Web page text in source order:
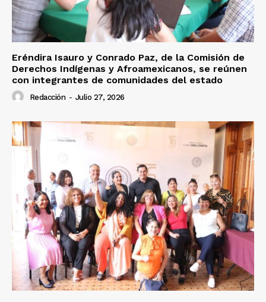
Eréndira Isauro y Conrado Paz, de la Comisión de
Derechos Indígenas y Afroamexicanos, se reúnen
con integrantes de comunidades del estado
Redacción - Julio 27, 2026